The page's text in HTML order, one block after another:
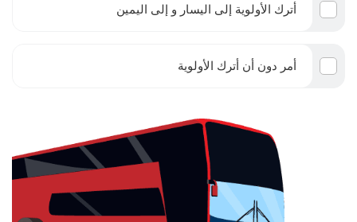
أترك الأولوية إلى اليسار و إلى اليمين
أمر دون أن أترك الأولوية